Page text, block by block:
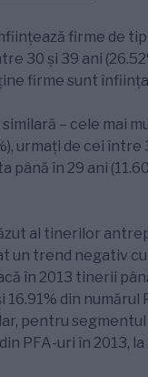
firme de
30 și 39 ani
firme sunt
similară – cele mai
urmați de cei între
în 29 ani
al tinerilor
un trend negativ
în 2013 tinerii
din
pentru
PFA-uri în 2013,